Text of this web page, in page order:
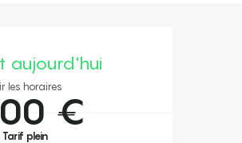
aujourd'hui
les horaires
€
Tarif plein